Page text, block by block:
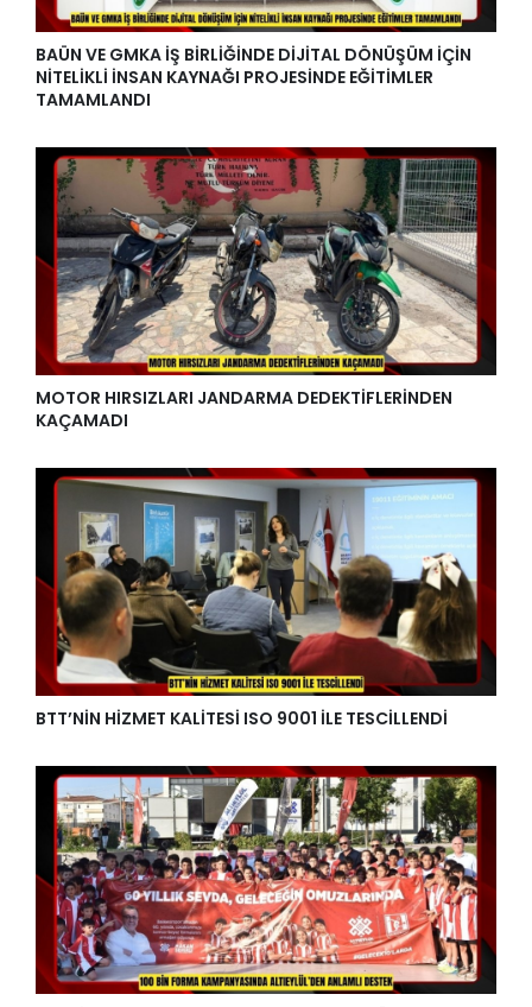
BAÜN VE GMKA İŞ BİRLİĞİNDE DİJİTAL DÖNÜŞÜM İÇİN
NİTELİKLİ İNSAN KAYNAĞI PROJESİNDE EĞİTİMLER
TAMAMLANDI
MOTOR HIRSIZLARI JANDARMA DEDEKTİFLERİNDEN
KAÇAMADI
BTT’NİN HİZMET KALİTESİ ISO 9001 İLE TESCİLLENDİ